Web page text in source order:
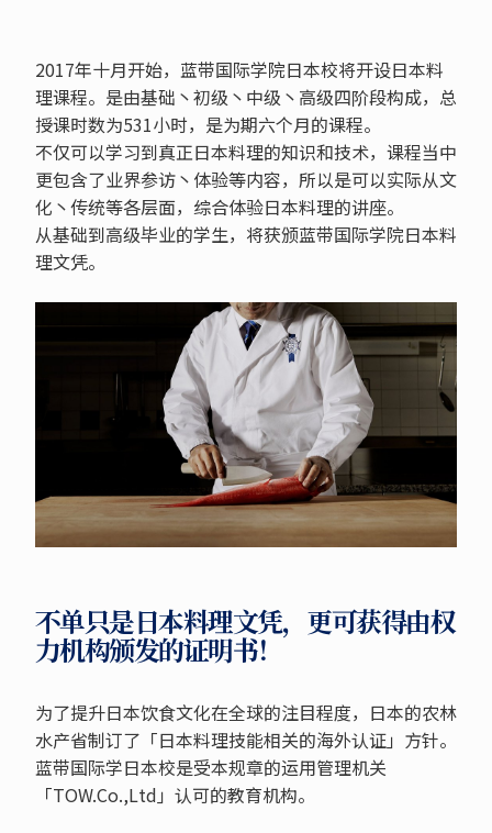
2017年十月开始，蓝带国际学院日本校将开设日本料
理课程。是由基础丶初级丶中级丶高级四阶段构成，总
授课时数为531小时，是为期六个月的课程。
不仅可以学习到真正日本料理的知识和技术，课程当中
更包含了业界参访丶体验等内容，所以是可以实际从文
化丶传统等各层面，综合体验日本料理的讲座。
从基础到高级毕业的学生，将获颁蓝带国际学院日本料
理文凭。
不单只是日本料理文凭，更可获得由权
力机构颁发的证明书！
为了提升日本饮食文化在全球的注目程度，日本的农林
水产省制订了「日本料理技能相关的海外认证」方针。
蓝带国际学日本校是受本规章的运用管理机关
「TOW.Co.,Ltd」认可的教育机构。